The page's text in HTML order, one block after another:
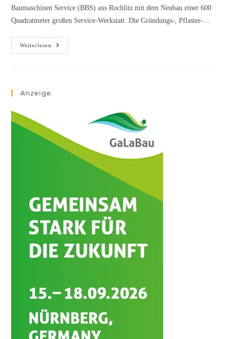
Baumaschinen Service (BBS) aus Rochlitz mit dem Neubau einer 600
Quadratmeter großen Service-Werkstatt. Die Gründungs-, Pflaster-…
Weiterlesen
Anzeige